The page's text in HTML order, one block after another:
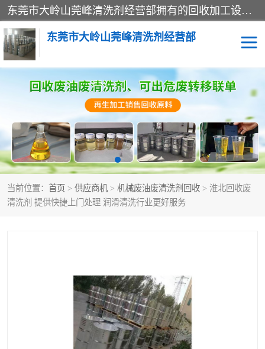
东莞市大岭山莞峰清洗剂经营部拥有的回收加工设备，大量废油回收、废清洗剂回收、废溶剂油回收、机械废油废清洗剂回收、废碳氢回收、碳氢液压油回收、碳氢二氯回收等废清洗剂处理；我们只是提供废旧化工原料的循环使用存放点，执行正规的存放，有正规的回收资质处理。同时我们公司批发零售回收级清洗剂，脱模油再生基础油，质量保证。
东莞市大岭山莞峰清洗剂经营部
当前位置： 首页 > 供应商机 > 机械废油废清洗剂回收 > 淮北回收废
清洗剂 提供快捷上门处理 润滑清洗行业更好服务
废清洗剂回收
废溶剂油回收 机械废油废清洗剂回收
废碳氢回收 碳氢液压油回收
碳氢二氯回收 回收废三四氯乙烯
回收废清洗剂 上门回收废清洗剂